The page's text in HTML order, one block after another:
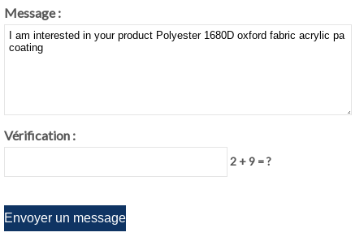
Message :
Vérification :
2 + 9 = ?